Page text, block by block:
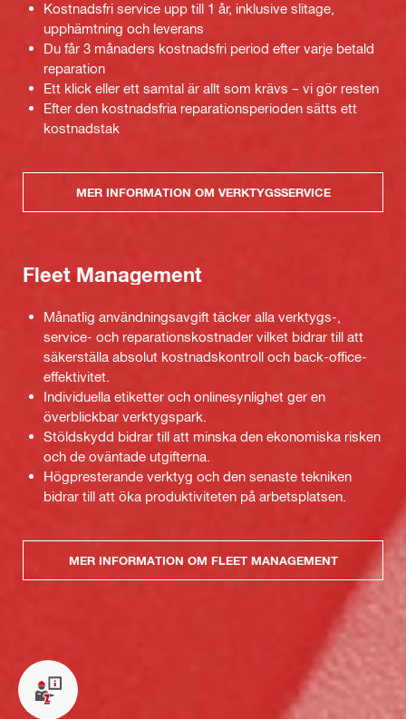
Kostnadsfri service upp till 1 år, inklusive slitage,
upphämtning och leverans
Du får 3 månaders kostnadsfri period efter varje betald
reparation
Ett klick eller ett samtal är allt som krävs – vi gör resten
Efter den kostnadsfria reparationsperioden sätts ett
kostnadstak
MER INFORMATION OM VERKTYGSSERVICE
Fleet Management
Månatlig användningsavgift täcker alla verktygs-,
service- och reparationskostnader vilket bidrar till att
säkerställa absolut kostnadskontroll och back-office-
effektivitet.
Individuella etiketter och onlinesynlighet ger en
överblickbar verktygspark.
Stöldskydd bidrar till att minska den ekonomiska risken
och de oväntade utgifterna.
Högpresterande verktyg och den senaste tekniken
bidrar till att öka produktiviteten på arbetsplatsen.
MER INFORMATION OM FLEET MANAGEMENT